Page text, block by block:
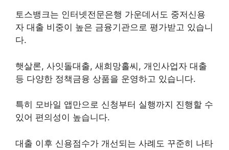
토스뱅크는 인터넷전문은행 가운데서도 중저신용
자 대출 비중이 높은 금융기관으로 평가받고 있습니
다.
햇살론, 사잇돌대출, 새희망홀씨, 개인사업자 대출
등 다양한 정책금융 상품을 운영하고 있습니다.
특히 모바일 앱만으로 신청부터 실행까지 진행할 수
있어 편의성이 높습니다.
대출 이후 신용점수가 개선되는 사례도 꾸준히 나타